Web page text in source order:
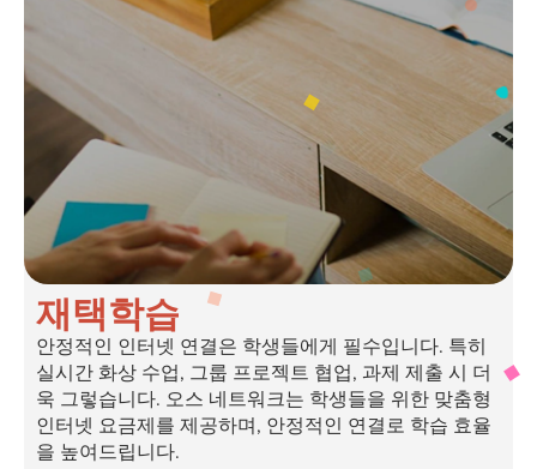
재택학습
안정적인 인터넷 연결은 학생들에게 필수입니다. 특히
실시간 화상 수업, 그룹 프로젝트 협업, 과제 제출 시 더
욱 그렇습니다. 오스 네트워크는 학생들을 위한 맞춤형
인터넷 요금제를 제공하며, 안정적인 연결로 학습 효율
을 높여드립니다.